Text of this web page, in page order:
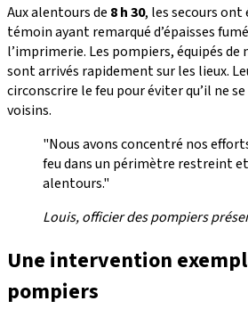
Aux alentours de 8 h 30, les secours
témoin ayant remarqué d’épaisses
l’imprimerie. Les pompiers, équipés
sont arrivés rapidement sur les lieux.
circonscrire le feu pour éviter qu’il ne
voisins.
"Nous avons concentré nos
feu dans un périmètre restreint
alentours."
Louis, officier des pompiers
Une intervention
pompiers